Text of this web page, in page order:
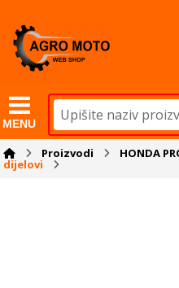
MENU
Proizvodi HONDA
dijelovi